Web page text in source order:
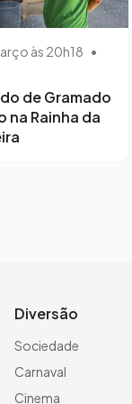
às 20h18 •
de Gramado
na Rainha da
Diversão
Sociedade
Carnaval
Cinema